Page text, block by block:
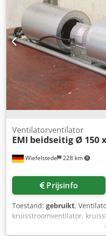
Gewicht: 63 kg
Wiefelstede 228 km
Ventilatorventilator
EMI beidseitig Ø 150
Prijsinfo
Toestand: gebruikt,
kruisstroomventilator,
kruisstroomventilator,